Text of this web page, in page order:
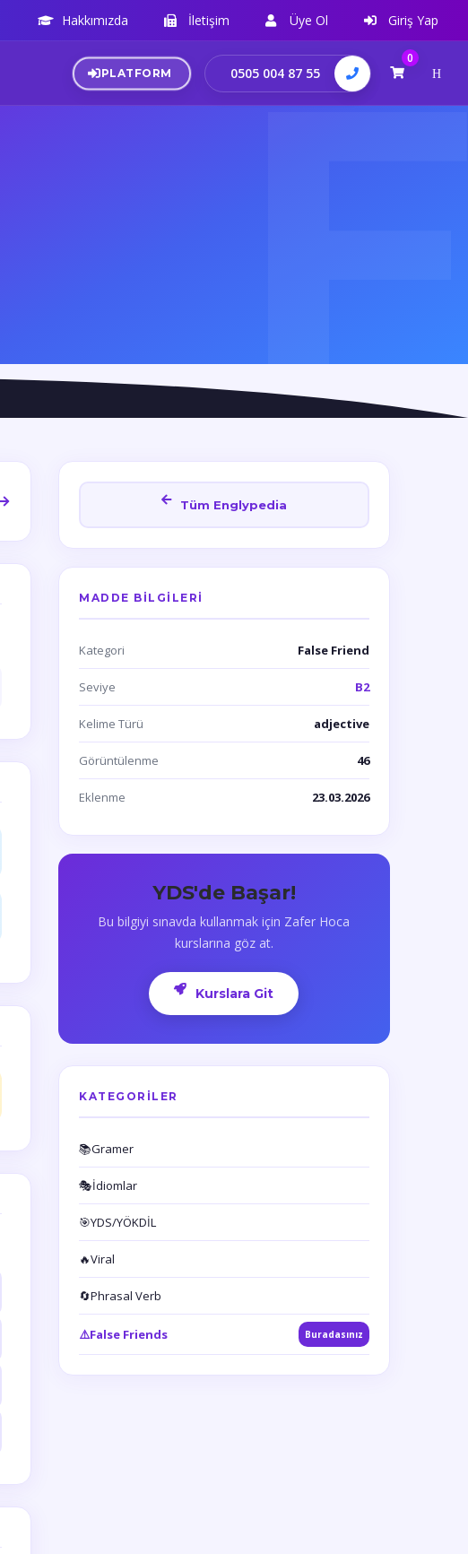
Hakkımızda İletişim Üye Ol Giriş Yap
PLATFORM 0505 004 87 55
0
Tüm Englypedia
MADDE BILGILERI
Kategori False Friend
Seviye B2
Kelime Türü adjective
Görüntülenme 46
Eklenme 23.03.2026
YDS'de Başar!
Bu bilgiyi sınavda kullanmak için Zafer Hoca
kurslarına göz at.
Kurslara Git
KATEGORILER
📚Gramer
🎭İdiomlar
🎯YDS/YÖKDİL
🔥Viral
🔄Phrasal Verb
⚠️False Friends Buradasınız